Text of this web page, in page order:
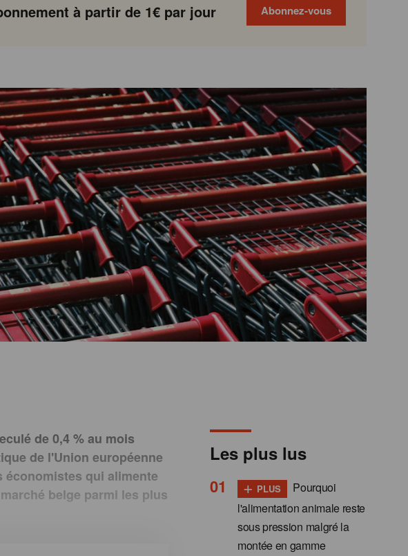
à partir de 1€ par jour Abonnez-vous
de 0,4 % au mois
de l'Union européenne
qui alimente
belge parmi les plus
Les plus lus
+ PLUS
Pourquoi
l'alimentation animale reste
sous pression malgré la
montée en gamme